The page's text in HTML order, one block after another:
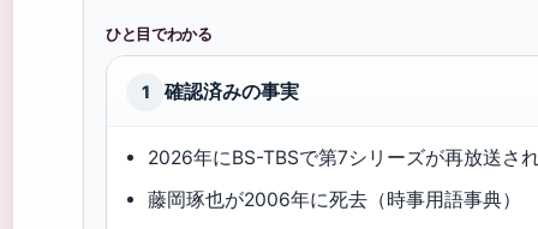
ひと目でわかる
1 確認済みの事実
2026年にBS-TBSで第7シリーズが再放送さ
藤岡琢也が2006年に死去（時事用語事典）